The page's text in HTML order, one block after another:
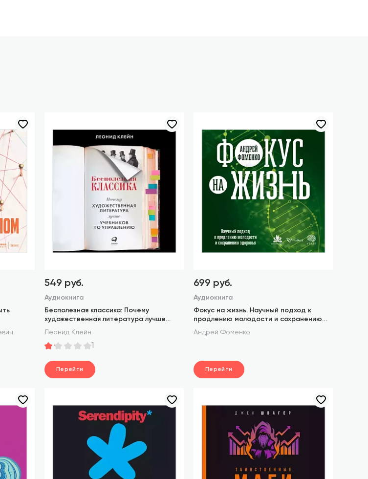
549 руб.
Аудиокнига
Бесполезная классика: Почему
художественная литература лучше
учебников по управлению
Леонид Клейн
1
Перейти
699 руб.
Аудиокнига
Фокус на жизнь. Научный подход к
продлению молодости и сохранению
здоровья
Андрей Фоменко
Перейти